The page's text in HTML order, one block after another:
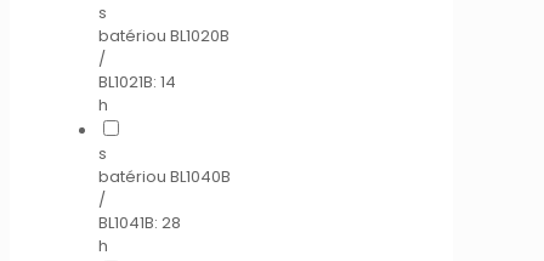
s
batériou BL1020B
/
BL1021B: 14
h
s
batériou BL1040B
/
BL1041B: 28
h